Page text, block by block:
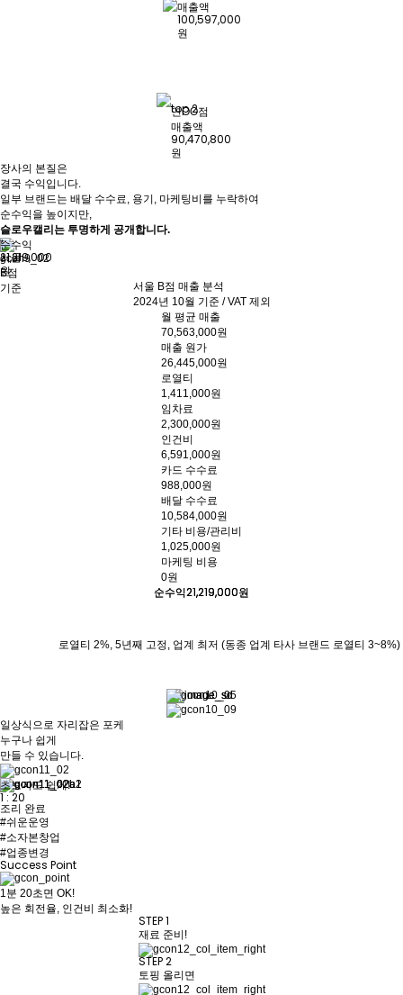
매출액
100,597,000
원
top 2
연OO점
매출액
90,470,800
원
장사의 본질 은
결국 수익입니다.
일부 브랜드는 배달 수수료, 용기, 마케팅비를 누락하여
순수익을 높이지만,
슬로우캘리는 투명하게 공개합니다.
*
서울
B점
기준
순수익
21,219,000
원
서울 B점 매출 분석
2024년 10월 기준 / VAT 제외
월 평균 매출
70,563,000원
매출 원가
26,445,000원
로열티
1,411,000원
임차료
2,300,000원
인건비
6,591,000원
카드 수수료
988,000원
배달 수수료
10,584,000원
기타 비용/관리비
1,025,000원
마케팅 비용
0원
순수익21,219,000원
순수익21,219,000원
로열티 2%, 5년째 고정, 업계 최저 (동종 업계 타사 브랜드 로열티 3~8%)
일상식으로 자리잡은 포케
누구나 쉽게
만들 수 있습니다.
초보자도 쉽게!
1 : 20
조리 완료
#쉬운운영
#소자본창업
#업종변경
Success Point
1분 20초면 OK!
높은 회전율, 인건비 최소화!
STEP 1
재료 준비!
STEP 2
토핑 올리면